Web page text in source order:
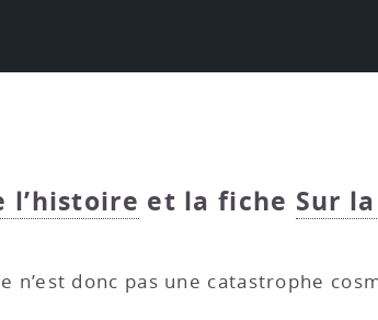
l’histoire et la fiche Sur
n’est donc pas une catastrophe